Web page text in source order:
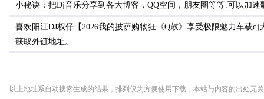
小秘诀：把Dj音乐分享到各大博客，QQ空间，朋友圈等等.可以加速
喜欢阳江DJ权仔【2026我的披萨购物狂《Q鼓》享受极限魅力车载
获取外链地址。
以上地址系自动搜索生成的结果，排列仅为方便使用下载，本站与内容的出处无